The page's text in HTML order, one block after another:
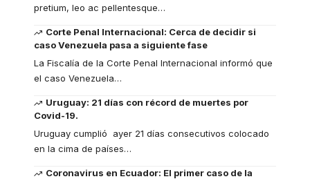
pretium, leo ac pellentesque…
Corte Penal Internacional: Cerca de decidir si
caso Venezuela pasa a siguiente fase
La Fiscalía de la Corte Penal Internacional informó que
el caso Venezuela…
Uruguay: 21 días con récord de muertes por
Covid-19.
Uruguay cumplió ayer 21 días consecutivos colocado
en la cima de países…
Coronavirus en Ecuador: El primer caso de la